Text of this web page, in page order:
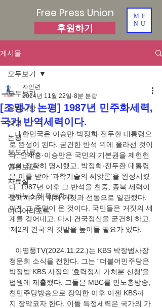
Free Press Union
후원하기
ME
NU
게시물
모두보기
공지사항
성명
논평
보도자료
언론보도
자료실
가짜뉴스와 팩트체크
미디어리포트
모두보기
[조맹기 논평] 1987년 민주화세력,
국가 반역세력이다.
자언련
2024년 11월 22일 8분 분량
대한민국은 이승만·박정희·전두환 대통령으
로 완성이 된다. 굳건한 반석 위에 올라선 것이
다. 안재홍·이승만은 국민의 기본권을 제헌헌
법에 정확히 명시했고, 박정희·전두환 대통령
은 이를 받아 ‘과학기술의 씨앗론’을 완성시켰
다. 1987년 이후 그 반석을 친중, 종북 세력이
붕괴시키기 위해 거짓과 선동으로 일관했다.
이젠 그 종말이 온 것이다. 국민들은 거짓의 세
계를 걷어내고, 다시 건국정신을 굳건히 하고,
‘제2의 건국’의 깃발을 높이들 필요가 있다.
이영풍TV(2024.11.22.)는 KBS 박장범사장
청문회 소식을 전한다. 그는 “더불어민주당은
박장법 KBS 사장의 ‘효력정시 가처분 신청’을
법원에 제출했다. 그들은 MBC를 민노총방송,
친민주당방송으로 장악한 이후 이젠 KBS까
지 장악코자 한다. 이들 특정세력은 국가의 가